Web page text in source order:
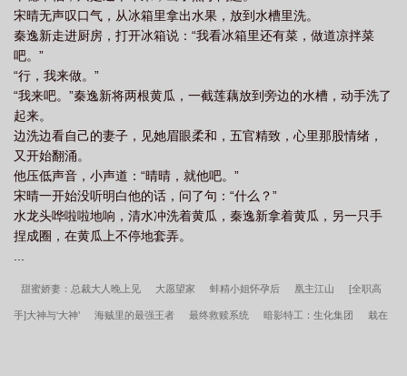
宋晴无声叹口气，从冰箱里拿出水果，放到水槽里洗。
秦逸新走进厨房，打开冰箱说：“我看冰箱里还有菜，做道凉拌菜
吧。”
“行，我来做。”
“我来吧。”秦逸新将两根黄瓜，一截莲藕放到旁边的水槽，动手洗了
起来。
边洗边看自己的妻子，见她眉眼柔和，五官精致，心里那股情绪，
又开始翻涌。
他压低声音，小声道：“晴晴，就他吧。”
宋晴一开始没听明白他的话，问了句：“什么？”
水龙头哗啦啦地响，清水冲洗着黄瓜，秦逸新拿着黄瓜，另一只手
捏成圈，在黄瓜上不停地套弄。
甜蜜娇妻：总裁大人晚上见 大愿望家 蚌精小姐怀孕后 凰主江山 [全职高
手]大神与‘大神’ 海贼里的最强王者 最终救赎系统 暗影特工：生化集团 栽在